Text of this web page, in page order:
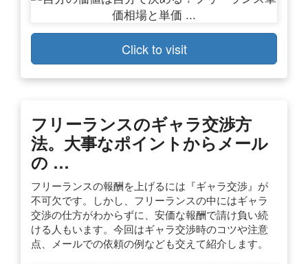
Click to visit
フリーランスのギャラ交渉方
法。大事なポイントからメール
の …
フリーランスの報酬を上げるには『ギャラ交渉』が
不可欠です。しかし、フリーランスの中にはギャラ
交渉の仕方がわからずに、安価な報酬で請け負い続
ける人もいます。今回はギャラ交渉時のコツや注意
点、メールでの依頼の例なども交えて紹介します。